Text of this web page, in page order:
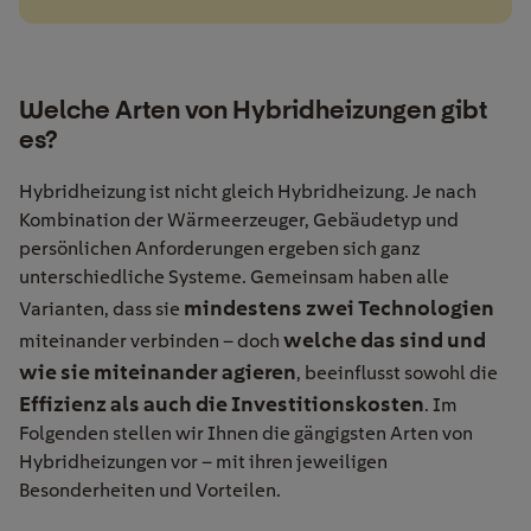
Welche Arten von Hybridheizungen gibt
es?
Hybridheizung ist nicht gleich Hybridheizung. Je nach
Kombination der Wärmeerzeuger, Gebäudetyp und
persönlichen Anforderungen ergeben sich ganz
unterschiedliche Systeme. Gemeinsam haben alle
Varianten, dass sie mindestens zwei Technologien
miteinander verbinden – doch welche das sind und
wie sie miteinander agieren, beeinflusst sowohl die
Effizienz als auch die Investitionskosten. Im
Folgenden stellen wir Ihnen die gängigsten Arten von
Hybridheizungen vor – mit ihren jeweiligen
Besonderheiten und Vorteilen.